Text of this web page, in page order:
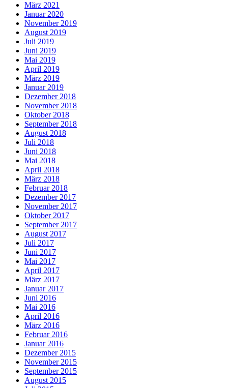
März 2021
Januar 2020
November 2019
August 2019
Juli 2019
Juni 2019
Mai 2019
April 2019
März 2019
Januar 2019
Dezember 2018
November 2018
Oktober 2018
September 2018
August 2018
Juli 2018
Juni 2018
Mai 2018
April 2018
März 2018
Februar 2018
Dezember 2017
November 2017
Oktober 2017
September 2017
August 2017
Juli 2017
Juni 2017
Mai 2017
April 2017
März 2017
Januar 2017
Juni 2016
Mai 2016
April 2016
März 2016
Februar 2016
Januar 2016
Dezember 2015
November 2015
September 2015
August 2015